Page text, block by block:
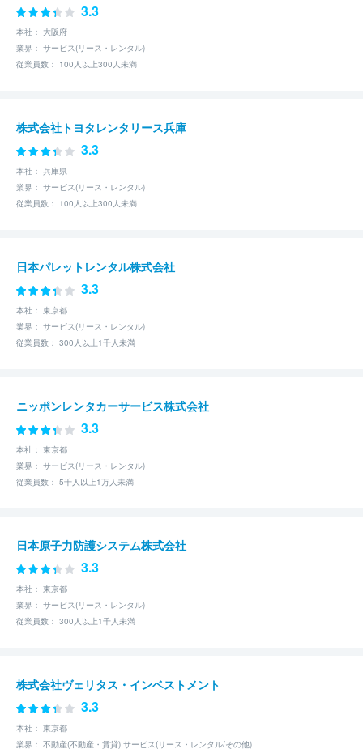
3.3
本社： 大阪府
業界： サービス(リース・レンタル)
従業員数： 100人以上300人未満
株式会社トヨタレンタリース兵庫
3.3
本社： 兵庫県
業界： サービス(リース・レンタル)
従業員数： 100人以上300人未満
日本パレットレンタル株式会社
3.3
本社： 東京都
業界： サービス(リース・レンタル)
従業員数： 300人以上1千人未満
ニッポンレンタカーサービス株式会社
3.3
本社： 東京都
業界： サービス(リース・レンタル)
従業員数： 5千人以上1万人未満
日本原子力防護システム株式会社
3.3
本社： 東京都
業界： サービス(リース・レンタル)
従業員数： 300人以上1千人未満
株式会社ヴェリタス・インベストメント
3.3
本社： 東京都
業界： 不動産(不動産・賃貸) サービス(リース・レンタル/その他)